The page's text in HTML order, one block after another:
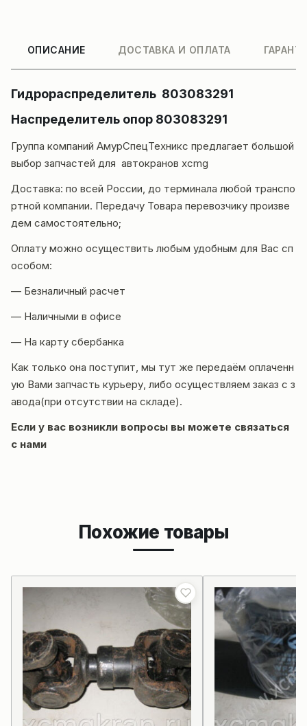
ОПИСАНИЕ ДОСТАВКА И ОПЛАТА
Гидрораспределитель 803083291
Hаспределитель опор 803083291
Группа компаний АмурСпецТехникс предлагает большой
выбор запчастей для автокранов xcmg
Доставка: по всей России, до терминала любой транспо
ртной компании. Передачу Товара перевозчику произве
дем самостоятельно;
Оплату можно осуществить любым удобным для Вас сп
особом:
— Безналичный расчет
— Наличными в офисе
— На карту сбербанка
Как только она поступит, мы тут же передаём оплаченн
ую Вами запчасть курьеру, либо осуществляем заказ с з
авода(при отсутствии на складе).
Если у вас возникли вопросы вы можете связаться
с нами
Похожие товары